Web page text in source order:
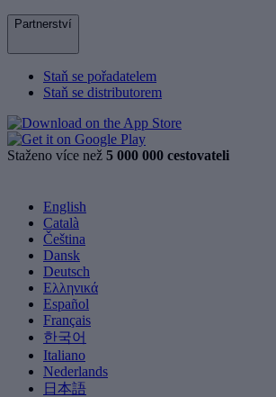
Partnerství
Staň se pořadatelem
Staň se distributorem
Staženo více než 5 000 000 cestovateli
English
Català
Čeština
Dansk
Deutsch
Ελληνικά
Español
Français
한국어
Italiano
Nederlands
日本語